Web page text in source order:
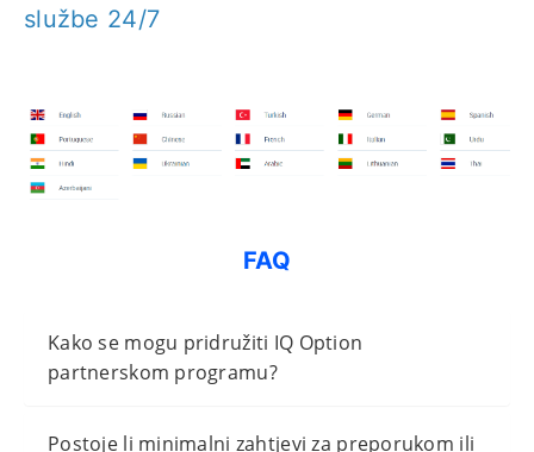
službe 24/7
FAQ
Kako se mogu pridružiti IQ Option
partnerskom programu?
Postoje li minimalni zahtjevi za preporukom ili